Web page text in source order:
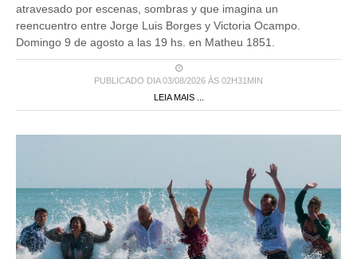
atravesado por escenas, sombras y que imagina un
reencuentro entre Jorge Luis Borges y Victoria Ocampo.
Domingo 9 de agosto a las 19 hs. en Matheu 1851.
PUBLICADO DIA 03/08/2026 ÀS 02H31MIN
LEIA MAIS ...